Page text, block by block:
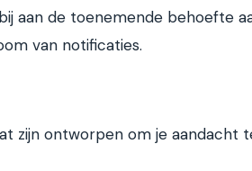
aan de toenemende behoefte
van notificaties.
zijn ontworpen om je aandacht